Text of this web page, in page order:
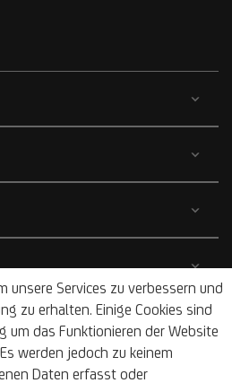
unsere Services zu verbessern und
zu erhalten. Einige Cookies sind
das Funktionieren der Website
werden jedoch zu keinem
Daten erfasst oder